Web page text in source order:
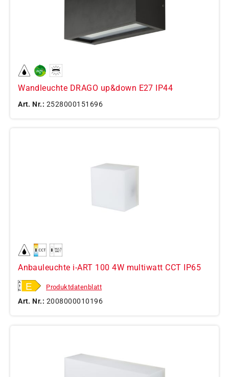
Wandleuchte DRAGO up&down E27 IP44
Art. Nr.: 2528000151696
Anbauleuchte i-ART 100 4W multiwatt CCT IP65
Produktdatenblatt
Art. Nr.: 2008000010196